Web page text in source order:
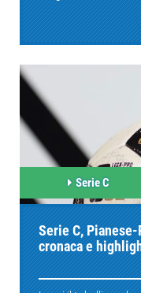
Serie C
Serie C,
cronaca e